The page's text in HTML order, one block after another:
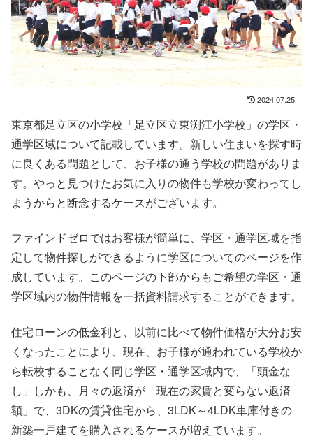
2024.07.25
東京都足立区の小学校「足立区立東渕江小学校」の学区・
通学区域について記載しています。新しい住まいを探す時
に良くある問題として、お子様の通う学校の問題がありま
す。やっと見つけたお気に入りの物件も学校が変わってし
まうからと断念するケースがございます。
ファインドゼロではお客様が簡単に、学区・通学区域を指
定して物件探しができるように学区についてのページを作
成しています。このページの下部からもご希望の学区・通
学区域内の物件情報を一括資料請求することができます。
住宅ローンの低金利と、以前に比べて物件価格が大分お安
くなったことにより、現在、お子様が通われている学校か
ら転校することなく同じ学区・通学区域内で、「頭金な
し」しかも、月々の返済が「現在の家賃と変らない返済
額」で、3DKの賃貸住宅から、3LDK～4LDK車庫付きの
新築一戸建てを購入されるケースが増えています。